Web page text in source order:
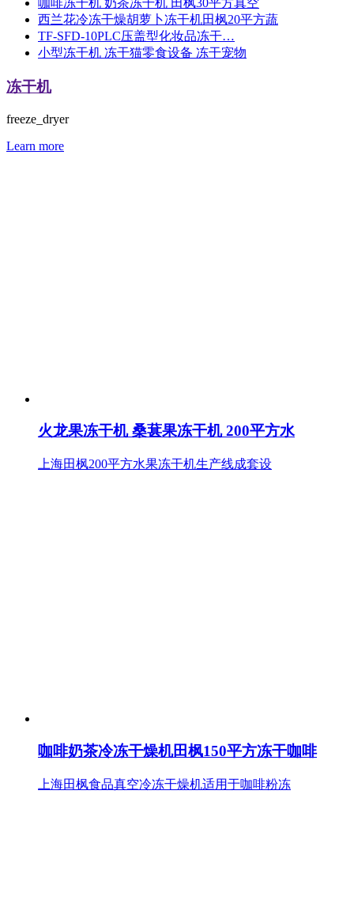
咖啡冻干机 奶茶冻干机 田枫30平方真空
西兰花冷冻干燥胡萝卜冻干机田枫20平方蔬
TF-SFD-10PLC压盖型化妆品冻干…
小型冻干机 冻干猫零食设备 冻干宠物
冻干机
freeze_dryer
Learn more
火龙果冻干机 桑葚果冻干机 200平方水
上海田枫200平方水果冻干机生产线成套设
咖啡奶茶冷冻干燥机田枫150平方冻干咖啡
上海田枫食品真空冷冻干燥机适用于咖啡粉冻